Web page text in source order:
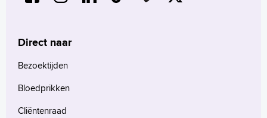
Direct naar
Bezoektijden
Bloedprikken
Cliëntenraad